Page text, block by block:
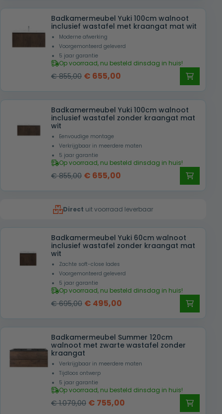
was:
€ 975,00.
is:
€ 775,00.
Badkamermeubel Yuki 100cm walnoot
inclusief wastafel met kraangat mat wit
Moderne afwerking
Voorgemonteerd geleverd
5 jaar garantie
Op voorraad, nu besteld dinsdag in huis!
€855,00 Oorspronkelijke
was:
€ 855,00.
€ 655,00
is:
€ 655,00.
Badkamermeubel Yuki 100cm walnoot
inclusief wastafel zonder kraangat mat
wit
Eenvoudige montage
Verkrijgbaar in meerdere maten
5 jaar garantie
Op voorraad, nu besteld dinsdag in huis!
€855,00 Oorspronkelijke
€ 855,00.
€ 655,00
€ 655,00.
Direct uit voorraad leverbaar
Badkamermeubel Yuki 60cm walnoot
inclusief wastafel zonder kraangat mat
wit
Zachte soft-close lades
Voorgemonteerd geleverd
5 jaar garantie
Op voorraad, nu besteld dinsdag in huis!
€695,00 Oorspronkelijke
was:
€ 695,00.
€ 495,00
is:
€ 495,00.
Badkamermeubel Summer 120cm
walnoot met zwarte wastafel zonder
kraangat
Verkrijgbaar in meerdere maten
Tijdloos ontwerp
5 jaar garantie
Op voorraad, nu besteld dinsdag in huis!
€1.079,00 Oorspronkelijke
€ 755,00